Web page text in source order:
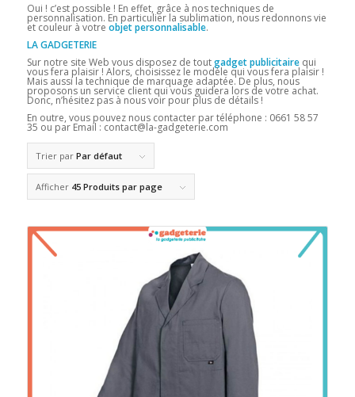
Oui ! c’est possible ! En effet, grâce à nos techniques de
personnalisation. En particulier la sublimation, nous redonnons vie
et couleur à votre objet personnalisable.
LA GADGETERIE
Sur notre site Web vous disposez de toutgadget publicitairequi
vous fera plaisir ! Alors, choisissez le modèle qui vous fera plaisir !
Mais aussi la technique de marquage adaptée. De plus, nous
proposons un service client qui vous guidera lors de votre achat.
Donc, n’hésitez pas à nous voir pour plus de détails !
En outre, vous pouvez nous contacter par téléphone : 0661 58 57
35 ou par Email : contact@la-gadgeterie.com
Trier par Par défaut
Afficher 45 Produits par page